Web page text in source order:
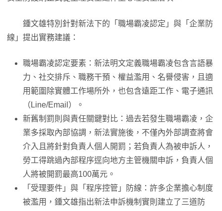
鍾文雄特別針對新法下的「職場霸凌認定」與「企業防
線」提出實務建議：
職場霸凌認定要素：新法明文定義職場霸凌包含言語暴
力、社交排斥、職務干預、權益濫用、名譽侵害，且適
用範圍除實體工作場所外，也包含遠距工作、電子通訊
（Line/Email）。
新舊制罰則與責任關鍵對比：過去若發生職場霸凌，企
業多採取內部協調，新法實施後，不僅內外部調查將會
介入且將針對負責人個人開罰；若負責人為被申訴人，
勞工得跳過內部程序逕向地方主管機關申訴，負責人個
人將被開罰最高100萬元。
「受理要件」與「程序控管」防線：許多企業擔心制度
被濫用，鍾文雄指出新法申訴機制實則建立了三道防